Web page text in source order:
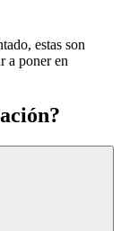
estas son
a poner en